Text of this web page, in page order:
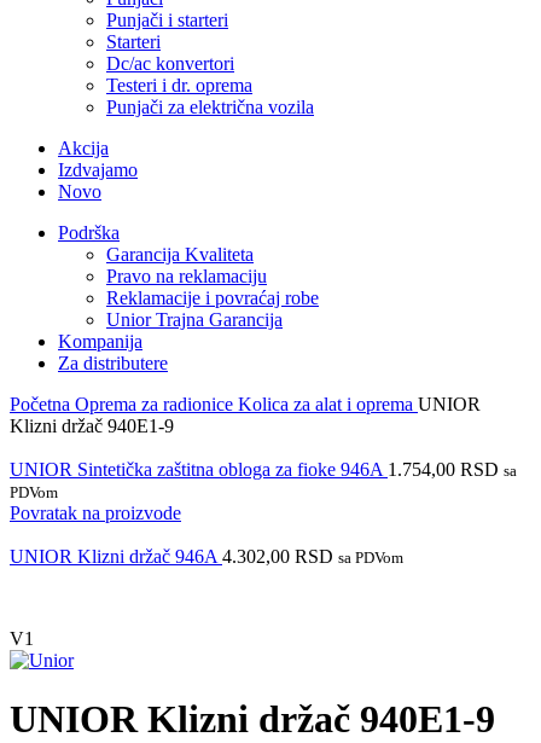
Punjači i starteri
Starteri
Dc/ac konvertori
Testeri i dr. oprema
Punjači za električna vozila
Akcija
Izdvajamo
Novo
Podrška
Garancija Kvaliteta
Pravo na reklamaciju
Reklamacije i povraćaj robe
Unior Trajna Garancija
Kompanija
Za distributere
Početna Oprema za radionice Kolica za alat i oprema UNIOR
Klizni držač 940E1-9
UNIOR Sintetička zaštitna obloga za fioke 946A 1.754,00 RSD sa
PDVom
Povratak na proizvode
UNIOR Klizni držač 946A 4.302,00 RSD sa PDVom
V1
UNIOR Klizni držač 940E1-9